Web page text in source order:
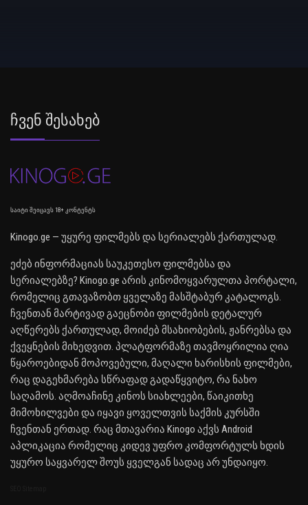
Ჩვენ Შესახებ
საიტი შეიცავს 18+ კონტენტს
Kinogo.ge — უყურე ფილმებს და სერიალებს ქართულად.
ეძებ ინფორმაციას საუკეთესო ფილმებსა და
სერიალებზე? Kinogo.ge არის კინომოყვარულთა პორტალი,
რომელიც გთავაზობთ ყველაზე მასშტაბურ კატალოგს.
ჩვენთან მარტივად გაეცნობი ფილმების დეტალურ
აღწერებს ქართულად, მოიძებ მსახიობების, ჟანრებსა და
ქვეყნების მიხედვით. პლატფორმაზე თავმოყრილია ღია
წყაროებიდან მოპოვებული, მაღალი ხარისხის ფილმები,
რაც დაგეხმარება სწრაფად გადაწყვიტო, რა ნახო
საღამოს. აღმოაჩინე კინოს სიახლეები, წაიკითხე
მიმოხილვები და იყავი ყოველთვის საქმის კურსში
ჩვენთან ერთად. რაც მთავარია Kinogo აქვს Android
აპლიკაცია რომელიც კიდევ უფრო კომფორტულს ხდის
უყურო საყვარელ შოუს ყველგან სადაც არ უნდაიყო.